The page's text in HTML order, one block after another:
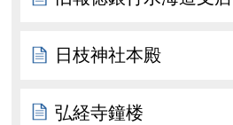
日枝神社本殿
弘経寺鐘楼